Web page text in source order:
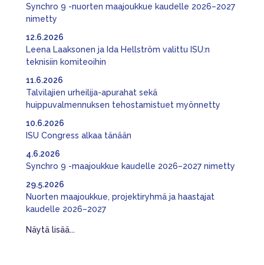
Synchro 9 -nuorten maajoukkue kaudelle 2026–2027
nimetty
Leena Laaksonen ja Ida Hellström valittu ISU:n
teknisiin komiteoihin
12.6.2026
Talvilajien urheilija-apurahat sekä
huippuvalmennuksen tehostamistuet myönnetty
11.6.2026
ISU Congress alkaa tänään
10.6.2026
Synchro 9 -maajoukkue kaudelle 2026–2027 nimetty
4.6.2026
Nuorten maajoukkue, projektiryhmä ja haastajat
kaudelle 2026–2027
29.5.2026
Näytä lisää...